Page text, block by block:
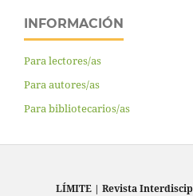
INFORMACIÓN
Para lectores/as
Para autores/as
Para bibliotecarios/as
LÍMITE | Revista